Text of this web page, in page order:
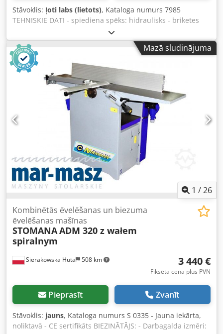
Stāvoklis: ļoti labs (lietots), Kataloga numurs 7985
TEHNISKIE DATI - spiediena spēks: hidraulisks - briketes
forma: apaļa - briketes diametrs: 50 mm - tvertnes
diametrs: 1000 mm - jauda: līdz 10 briketēm/min, apm. 90
kg/stundā - automātiska mašīnas darbība - dzinējs: 5,5 kW
- izmēri (gar/plat/aug): 1720x1100x1500 mm - svars:
apmēram 650 kg PRIEKŠROCĪBAS Codpfx Aezh Iy Eeqxjrf –
ražots Itālijā – lietota briketēšanas prese – nav pārkrāsota –
ļoti labā stāvoklī Neto cena: 32 900 PLN Neto cena: 7 830
EUR pie 4,2 EUR kursa (Cenas var mainīties pie lielākām
svārstībām)
Mazā sludinājuma
1 /26
Sierakowska Huta 508 km
Kombinētās ēvelēšanas un biezuma
ēvelēšanas mašīnas
STOMANAADM 320 z wałem
spiralnym
3 440 €
Fiksēta cena plus PVN
Pieprasīt Zvanīt
Stāvoklis: jauns, Kataloga numurs S 0335 - Jauna iekārta,
noliktavā - CE sertifikāts BIEZINĀTĀJS: - Darbagalda izmēri: